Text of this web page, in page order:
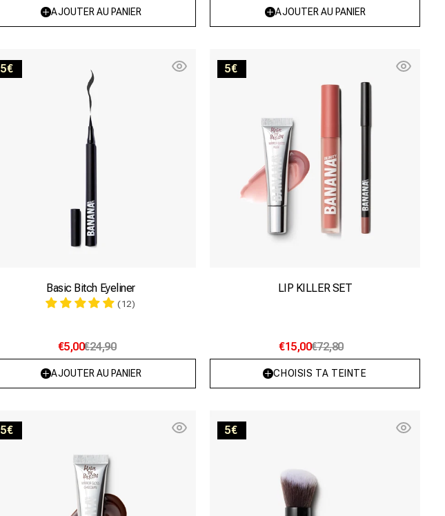
AJOUTER AU PANIER AJOUTER AU PANIER
Bitch
Eyeliner
5€
Basic Bitch Eyeliner
(12)
€5,00€24,90
AJOUTER AU PANIER
SET
5€
LIP KILLER SET
€15,00€72,80
CHOISIS TA TEINTE
5€
5€